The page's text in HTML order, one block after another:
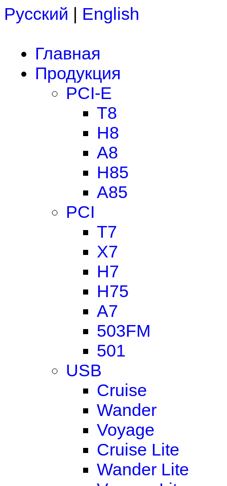
Русский | English
Главная
Продукция
PCI-E
T8
H8
A8
H85
A85
PCI
T7
X7
H7
H75
A7
503FM
501
USB
Cruise
Wander
Voyage
Cruise Lite
Wander Lite